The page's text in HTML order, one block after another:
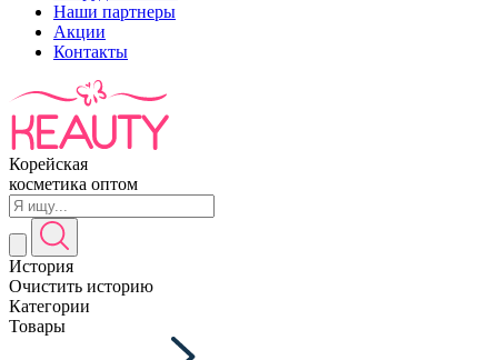
Наши партнеры
Акции
Контакты
Корейская
косметика оптом
История
Очистить историю
Категории
Товары